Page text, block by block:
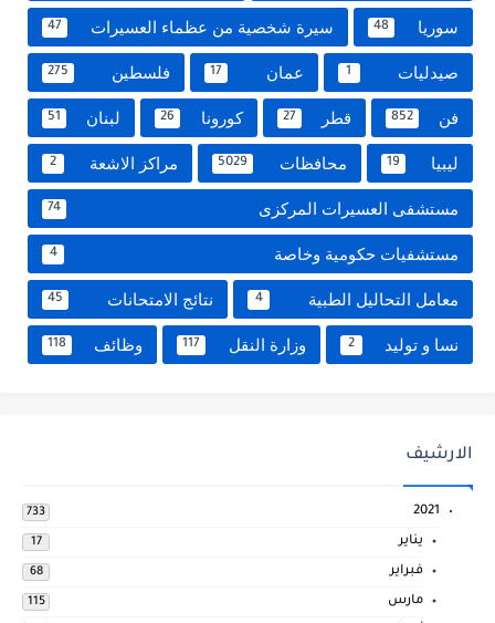
سوريا 48 سيرة شخصية من عظماء العسيرات 47
صيدليات 1 عمان 17 فلسطين 275
فن 852 قطر 27 كورونا 26 لبنان 51
ليبيا 19 محافظات 5029 مراكز الاشعة 2
مستشفى العسيرات المركزى 74
مستشفيات حكومية وخاصة 4
معامل التحاليل الطبية 4 نتائج الامتحانات 45
نسا و توليد 2 وزارة النقل 117 وظائف 118
الارشيف
2021
733
يناير 17
فبراير 68
مارس 115